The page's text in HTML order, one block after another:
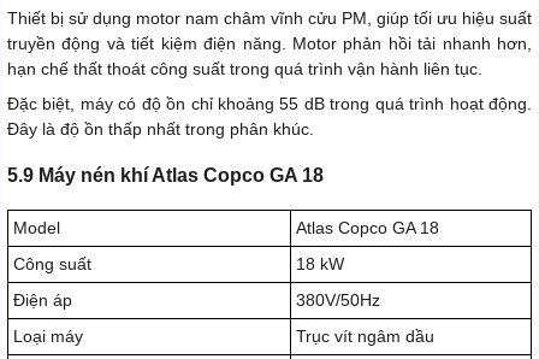
Thiết bị sử dụng motor nam châm vĩnh cửu PM, giúp tối ưu hiệu suất
truyền động và tiết kiệm điện năng. Motor phản hồi tải nhanh hơn,
hạn chế thất thoát công suất trong quá trình vận hành liên tục.
Đặc biệt, máy có độ ồn chỉ khoảng 55 dB trong quá trình hoạt động.
Đây là độ ồn thấp nhất trong phân khúc.
5.9 Máy nén khí Atlas Copco GA 18
Model
Atlas Copco GA 18
Công suất
18 kW
Điện áp
380V/50Hz
Loại máy
Trục vít ngâm dầu